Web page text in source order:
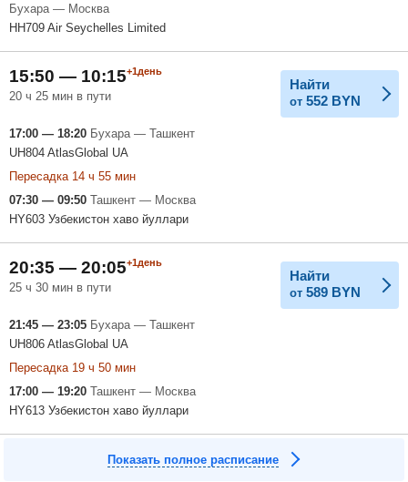
Бухара — Москва
HH709 Air Seychelles Limited
15:50 — 10:15+1день
20 ч 25 мин в пути
Найти
от 552 BYN
17:00 — 18:20 Бухара — Ташкент
UH804 AtlasGlobal UA
Пересадка 14 ч 55 мин
07:30 — 09:50 Ташкент — Москва
HY603 Узбекистон хаво йуллари
20:35 — 20:05+1день
25 ч 30 мин в пути
Найти
от 589 BYN
21:45 — 23:05 Бухара — Ташкент
UH806 AtlasGlobal UA
Пересадка 19 ч 50 мин
17:00 — 19:20 Ташкент — Москва
HY613 Узбекистон хаво йуллари
Показать полное расписание